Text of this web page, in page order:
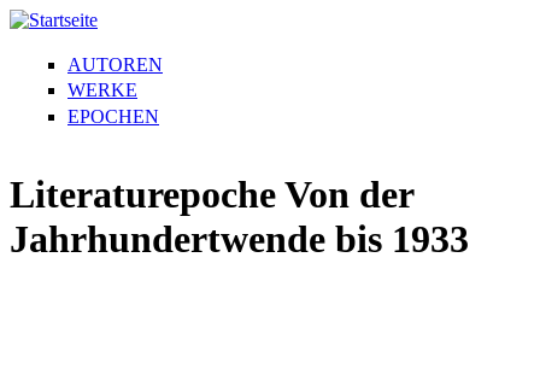
AUTOREN
WERKE
EPOCHEN
Literaturepoche Von der
Jahrhundertwende bis 1933